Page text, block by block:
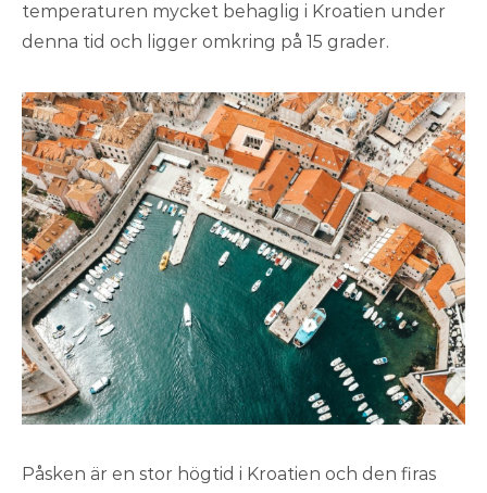
temperaturen mycket behaglig i Kroatien under
denna tid och ligger omkring på 15 grader.
Påsken är en stor högtid i Kroatien och den firas